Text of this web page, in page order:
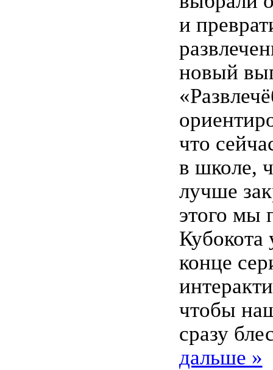
и
новый
что
в школе,
лучше
этого мы
Кубокота
конце
чтобы
сразу
дальше »